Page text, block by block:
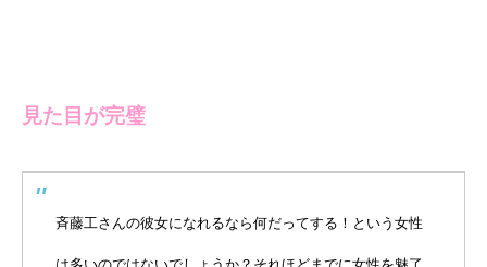
見た目が完璧
斉藤工さんの彼女になれるなら何だってする！という女性